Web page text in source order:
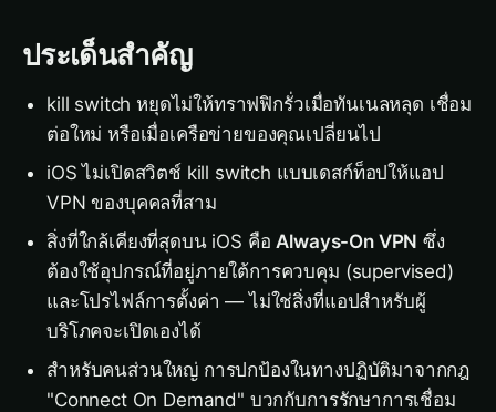
ประเด็นสำคัญ
kill switch หยุดไม่ให้ทราฟฟิกรั่วเมื่อทันเนลหลุด เชื่อม
ต่อใหม่ หรือเมื่อเครือข่ายของคุณเปลี่ยนไป
iOS ไม่เปิดสวิตช์ kill switch แบบเดสก์ท็อปให้แอป
VPN ของบุคคลที่สาม
สิ่งที่ใกล้เคียงที่สุดบน iOS คือAlways-On VPN ซึ่ง
ต้องใช้อุปกรณ์ที่อยู่ภายใต้การควบคุม (supervised)
และโปรไฟล์การตั้งค่า — ไม่ใช่สิ่งที่แอปสำหรับผู้
บริโภคจะเปิดเองได้
สำหรับคนส่วนใหญ่ การปกป้องในทางปฏิบัติมาจากกฎ
"Connect On Demand" บวกกับการรักษาการเชื่อม